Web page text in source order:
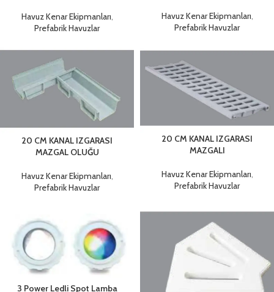
Havuz Kenar Ekipmanları,
Prefabrik Havuzlar
Havuz Kenar Ekipmanları,
Prefabrik Havuzlar
20 CM KANAL IZGARASI
MAZGAL OLUĞU
Havuz Kenar Ekipmanları,
Prefabrik Havuzlar
20 CM KANAL IZGARASI
MAZGALI
Havuz Kenar Ekipmanları,
Prefabrik Havuzlar
3 Power Ledli Spot Lamba